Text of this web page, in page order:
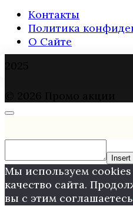
Контакты
Политика
О Сайте
Insert
Мы используем
качество сайта.
вы с этим